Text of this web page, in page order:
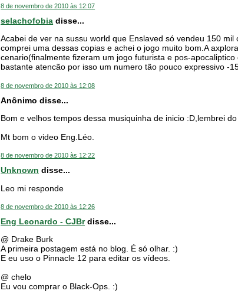
8 de novembro de 2010 às 12:07
selachofobia disse...
Acabei de ver na sussu world que Enslaved só vendeu 150
comprei uma dessas copias e achei o jogo muito bom.A
cenario(finalmente fizeram um jogo futurista e pos-
bastante atencão por isso um numero tão pouco expressivo -
8 de novembro de 2010 às 12:08
Anônimo disse...
Bom e velhos tempos dessa musiquinha de inicio :D,lembrei
Mt bom o video Eng.Léo.
8 de novembro de 2010 às 12:22
Unknown disse...
Leo mi responde
8 de novembro de 2010 às 12:26
Eng Leonardo - CJBrdisse...
@ Drake Burk
A primeira postagem está no blog. É só olhar. :)
E eu uso o Pinnacle 12 para editar os vídeos.
@ chelo
Eu vou comprar o Black-Ops. :)